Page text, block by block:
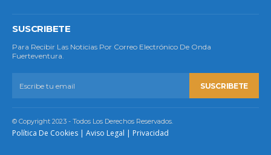
SUSCRIBETE
Para Recibir Las Noticias Por Correo Electrónico De Onda
Fuerteventura.
SUSCRIBETE
© Copyright 2023 - Todos Los Derechos Reservados.
Política De Cookies | Aviso Legal | Privacidad